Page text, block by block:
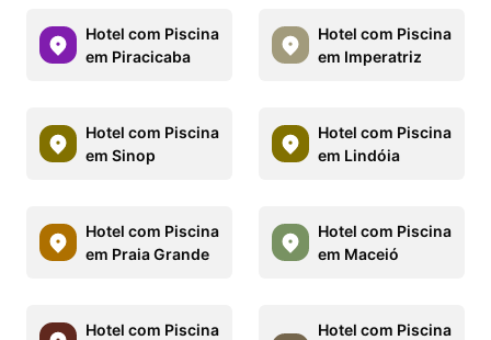
Hotel com Piscina
em Piracicaba
Hotel com Piscina
em Imperatriz
Hotel com Piscina
em Sinop
Hotel com Piscina
em Lindóia
Hotel com Piscina
em Praia Grande
Hotel com Piscina
em Maceió
Hotel com Piscina
Hotel com Piscina